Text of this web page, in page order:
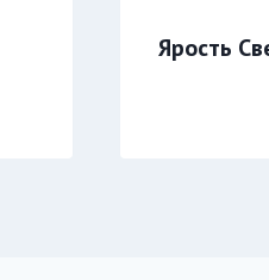
Ярость